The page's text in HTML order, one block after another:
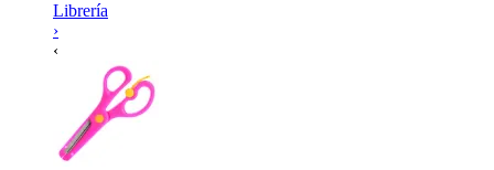
Librería
›
‹